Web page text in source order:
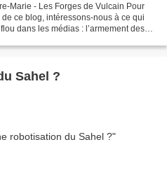
Marie - Les Forges de Vulcain Pour
ce blog, intéressons-nous à ce qui
dans les médias : l’armement des
Sahel ?